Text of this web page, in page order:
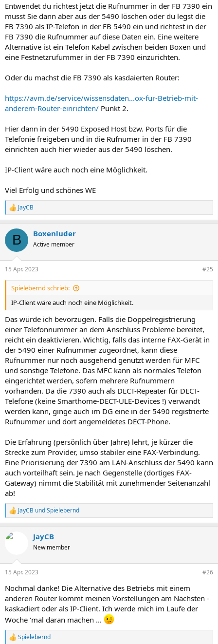
Entwendet du richtest jetzt die Rufnummer in der FB 7390 ein
musst Sie dann aber aus der 5490 löschen oder du legst die
FB 7390 als IP-Telefon in der FB 5490 ein und richtest in der
FB 7390 die Rufnummer auf diese Daten ein. Eine weitere
Alternative ist ein Telefon Kabel zwischen beiden Boxen und
eine Festnetzrufummer in der FB 7390 einzurichten.
Oder du machst die FB 7390 als kasdaierten Router:
https://avm.de/service/wissensdaten...ox-fur-Betrieb-mit-
anderem-Router-einrichten/ Punkt 2.
Hier dann in der 5490 Exposed Host bzw. Ports für die
Telefonie freigeben und in die Rufnumer in der FB 7390
einrichten auch hier wieder aus der 5490 löschen.
IP-Client wäre auch noch eine Möglichkeit.
Viel Erfolg und schönes WE
R
e
k
i
e
n
JayCB
B Boxenluder
Active member
15 Apr. 2023 #25
Spielebernd schrieb:
IP-Client wäre auch noch eine Möglichkeit.
Das würde ich bevorzugen. Falls die Doppelregistrierung
einer Telefonnummer an dem Anschluss Probleme bereitet,
reicht ein deaktivieren. Wichtig, falls das interne FAX-Gerät in
der 5490 einer Rufnummer zugeordnet, kann diese
Rufnummer nur noch ausgehend genutzt werden für MFC
und sonstige Telefone. Das MFC kann als normales Telefon
eingerichtet werden, sofern mehrere Rufnummern
vorhanden. Da die 7390 auch als DECT-Repeater für DECT-
Telefone (keine Smarthome-DECT-ULE-Devices !) verwandt
werden kann, ginge auch im DG eine in der 5490 registrierte
Rufnummer und dort angemeldetes DECT-Phone.
Die Erfahrung (persönlich über Jahre) lehrt, je kürzer die
Strecke zum Provider, umso stabiler eine FAX-Verbindung.
Eine Priorisierung der 7390 am LAN-Anschluss der 5490 kann
auch vorteilhaft sein. Je nach Gegenstelle (dortiges FAX-
Gateway) nimmt die Stabilität mit zunehmender Seitenanzahl
ab!
R
e
k
e
:
JayCB undSpielebernd
JayCB
New member
15 Apr. 2023 #26
Nochmal danke! Die Alternative des Betriebs mit einem
anderen Router kommt meinen Vorstellungen am Nächsten -
kaskadiert oder als IP-Client. Ich werde mich im Laufe der
Woche 'mal daran machen ...
R
Spielebernd